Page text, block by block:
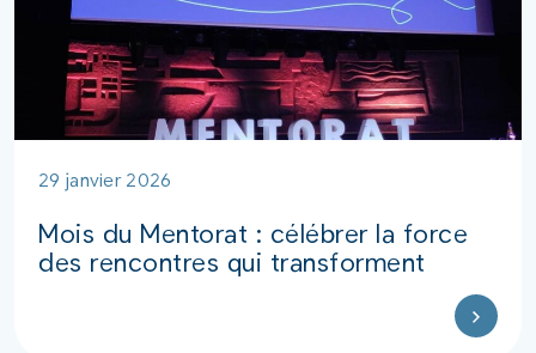
29 janvier 2026
Mois du Mentorat : célébrer la force
des rencontres qui transforment